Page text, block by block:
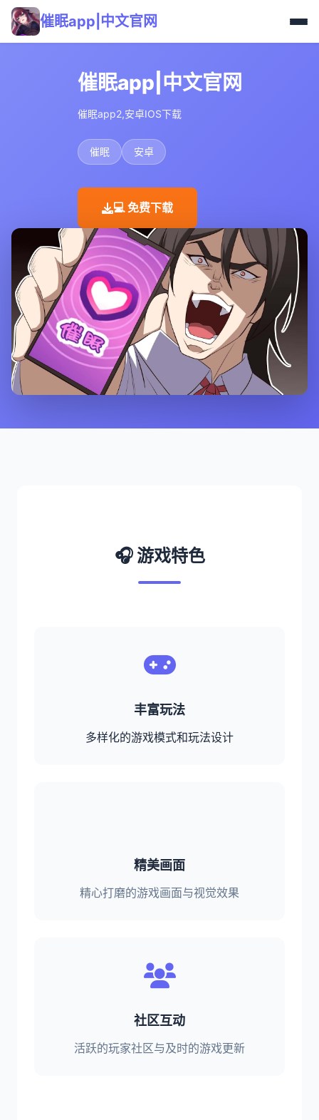
催眠app|中文官网
催眠app|中文官网
催眠app2,安卓IOS下载
催眠 安卓
💻 免费下载
🎧 游戏特色
丰富玩法
多样化的游戏模式和玩法设计
精美画面
精心打磨的游戏画面与视觉效果
社区互动
活跃的玩家社区与及时的游戏更新